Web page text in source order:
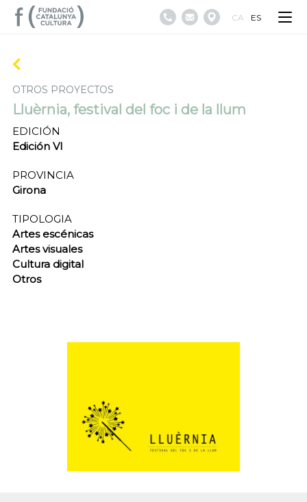
CA ES
OTROS PROYECTOS
Lluèrnia, festival del foc i de la llum
EDICIÓN
Edición VI
PROVINCIA
Girona
TIPOLOGIA
Artes escénicas
Artes visuales
Cultura digital
Otros